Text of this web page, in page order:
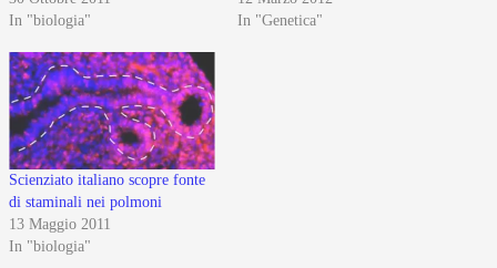
In "biologia"
In "Genetica"
Scienziato italiano scopre fonte
di staminali nei polmoni
13 Maggio 2011
In "biologia"